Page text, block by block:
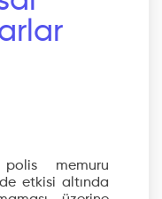
memuru
etkisi altında